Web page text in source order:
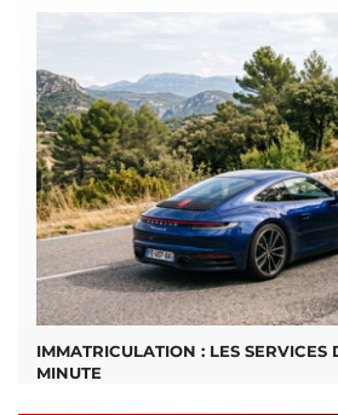
IMMATRICULATION : LES SERVICES
MINUTE